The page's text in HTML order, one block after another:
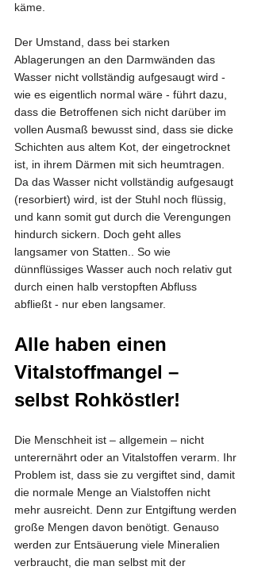
käme.
Der Umstand, dass bei starken
Ablagerungen an den Darmwänden das
Wasser nicht vollständig aufgesaugt wird -
wie es eigentlich normal wäre - führt dazu,
dass die Betroffenen sich nicht darüber im
vollen Ausmaß bewusst sind, dass sie dicke
Schichten aus altem Kot, der eingetrocknet
ist, in ihrem Därmen mit sich heumtragen.
Da das Wasser nicht vollständig aufgesaugt
(resorbiert) wird, ist der Stuhl noch flüssig,
und kann somit gut durch die Verengungen
hindurch sickern. Doch geht alles
langsamer von Statten.. So wie
dünnflüssiges Wasser auch noch relativ gut
durch einen halb verstopften Abfluss
abfließt - nur eben langsamer.
Alle haben einen
Vitalstoffmangel –
selbst Rohköstler!
Die Menschheit ist – allgemein – nicht
unterernährt oder an Vitalstoffen verarm. Ihr
Problem ist, dass sie zu vergiftet sind, damit
die normale Menge an Vialstoffen nicht
mehr ausreicht. Denn zur Entgiftung werden
große Mengen davon benötigt. Genauso
werden zur Entsäuerung viele Mineralien
verbraucht, die man selbst mit der